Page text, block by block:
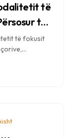
të
të
të fokusit